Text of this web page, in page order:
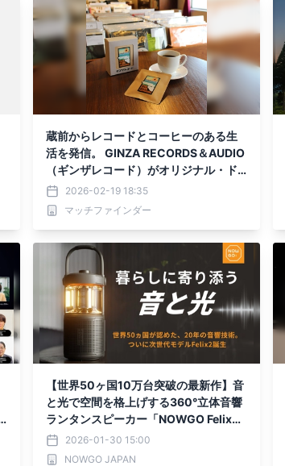
蔵前からレコードとコーヒーのある⽣
活を発信。 GINZA RECORDS＆AUDIO
（ギンザレコード）がオリジナル・ド
リップバッグコーヒー 「ONE FINE MO
RNING」を発売
2026-02-19 18:35
マッチファインダー
【世界50ヶ国10万台突破の最新作】音
と光で空間を格上げする360°立体音響
ランタンスピーカー「NOWGO Felix
2」一般販売に先駆けて1月3日よりMak
uakeにて先行販売中！従来モデルF1か
2026-01-30 15:00
NOWGO JAPAN